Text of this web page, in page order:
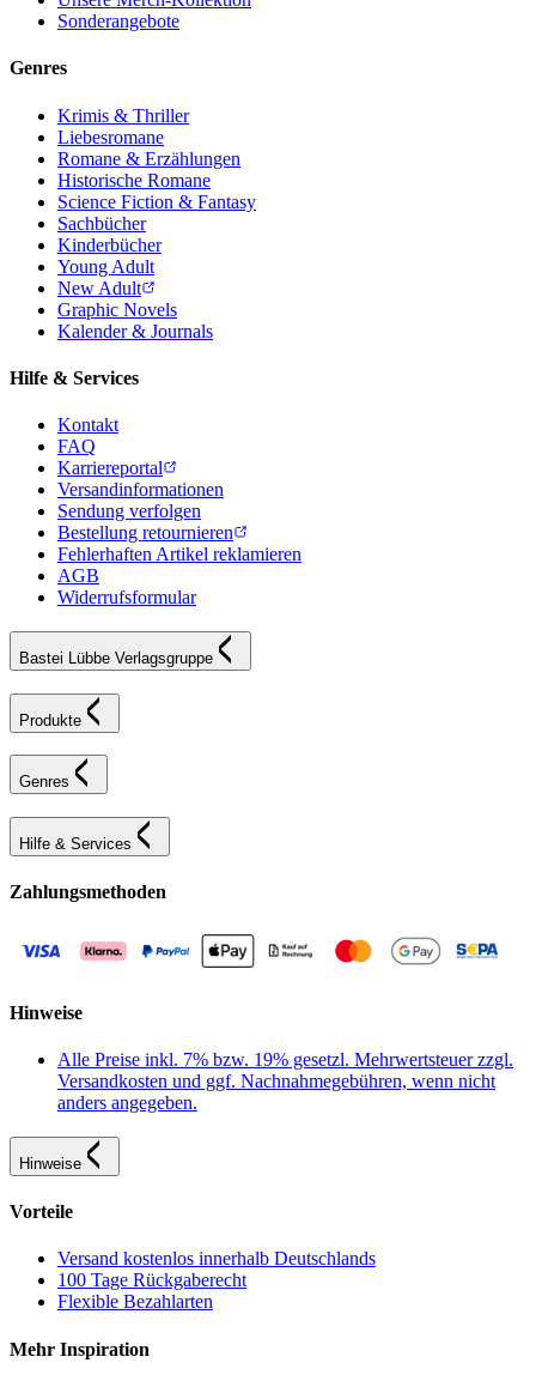
Sonderangebote
Genres
Krimis & Thriller
Liebesromane
Romane & Erzählungen
Historische Romane
Science Fiction & Fantasy
Sachbücher
Kinderbücher
Young Adult
New Adult
Graphic Novels
Kalender & Journals
Hilfe & Services
Kontakt
FAQ
Karriereportal
Versandinformationen
Sendung verfolgen
Bestellung retournieren
Fehlerhaften Artikel reklamieren
AGB
Widerrufsformular
Bastei Lübbe Verlagsgruppe
Produkte
Genres
Hilfe & Services
Zahlungsmethoden
Hinweise
Alle Preise inkl. 7% bzw. 19% gesetzl. Mehrwertsteuer zzgl.
Versandkosten und ggf. Nachnahmegebühren, wenn nicht
anders angegeben.
Hinweise
Vorteile
Versand kostenlos innerhalb Deutschlands
100 Tage Rückgaberecht
Flexible Bezahlarten
Mehr Inspiration